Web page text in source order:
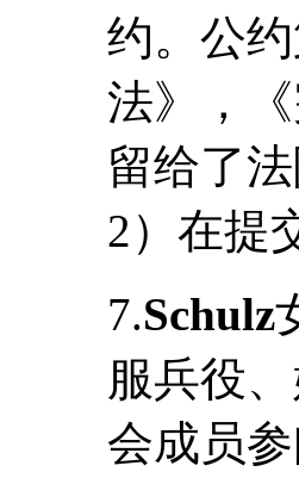
约。公
法》，
留给了
2）在提
7.Schulz
服兵役
会成员